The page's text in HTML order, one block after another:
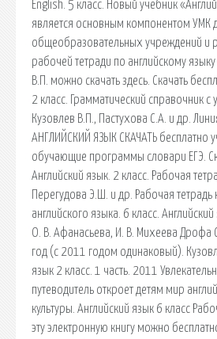
English. 5 класс. Новый учебник
является основным компонентом УМК
общеобразовательных учреждений и
рабочей тетради по английскому
В.П. можно скачать здесь. Скачать
2 класс. Грамматический справочник с
Кузовлев В.П., Пастухова С.А. и др.
АНГЛИЙСКИЙ ЯЗЫК СКАЧАТЬ бесплатно
обучающие программы словари ЕГЭ.
Английский язык. 2 класс. Рабочая
Перегудова Э.Ш. и др. Рабочая тетрадь
английского языка. 6 класс.
О. В. Афанасьева, И. В. Михеева Дрофа
год (с 2011 годом одинаковый).
язык 2 класс. 1 часть. 2011
путеводитель откроет детям мир
культуры. Английский язык 6 класс
эту электронную книгу можно